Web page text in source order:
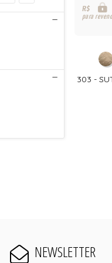
R$
para
303 -
NEWSLETTER